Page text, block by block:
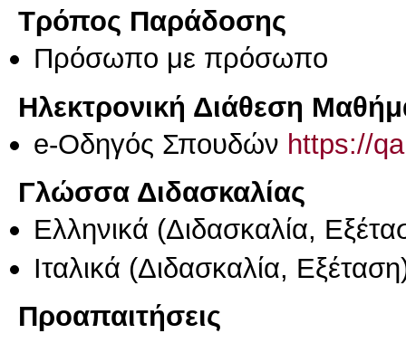
Τρόπος Παράδοσης
Πρόσωπο με πρόσωπο
Ηλεκτρονική Διάθεση
e-Οδηγός Σπουδών https://
Γλώσσα Διδασκαλίας
Ελληνικά (Διδασκαλία,
Ιταλικά (Διδασκαλία,
Προαπαιτήσεις